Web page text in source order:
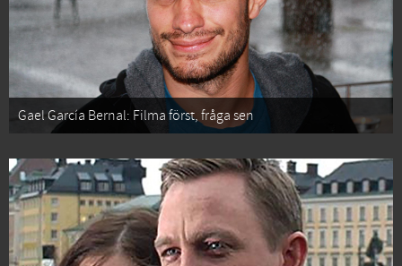
Gael García Bernal: Filma först, fråga sen